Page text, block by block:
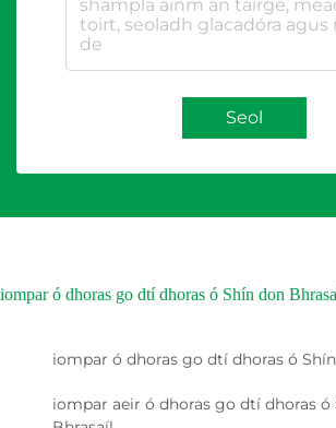
Seol
iompar ó dhoras go dtí dhoras ó Shín don
iompar ó dhoras go dtí dhoras ó
iompar aeir ó dhoras go dtí dhoras ó